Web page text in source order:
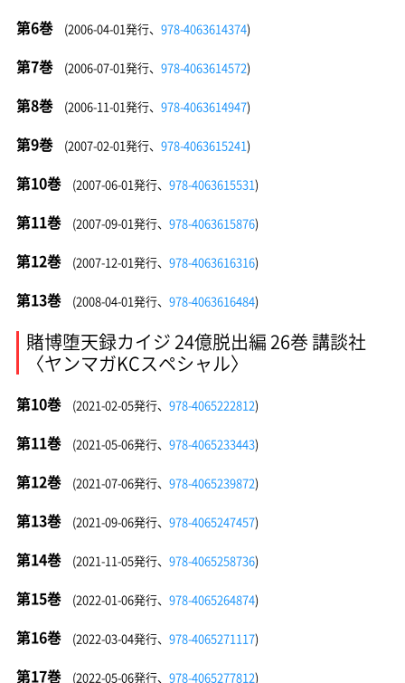
第6巻 (2006-04-01発行、 978-4063614374)
第7巻 (2006-07-01発行、 978-4063614572)
第8巻 (2006-11-01発行、 978-4063614947)
第9巻 (2007-02-01発行、 978-4063615241)
第10巻 (2007-06-01発行、 978-4063615531)
第11巻 (2007-09-01発行、 978-4063615876)
第12巻 (2007-12-01発行、 978-4063616316)
第13巻 (2008-04-01発行、 978-4063616484)
賭博堕天録カイジ 24億脱出編 26巻 講談社
〈ヤンマガKCスペシャル〉
第10巻 (2021-02-05発行、 978-4065222812)
第11巻 (2021-05-06発行、 978-4065233443)
第12巻 (2021-07-06発行、 978-4065239872)
第13巻 (2021-09-06発行、 978-4065247457)
第14巻 (2021-11-05発行、 978-4065258736)
第15巻 (2022-01-06発行、 978-4065264874)
第16巻 (2022-03-04発行、 978-4065271117)
第17巻 (2022-05-06発行、 978-4065277812)